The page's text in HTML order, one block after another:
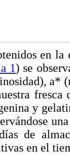
en
1) se
a*
y
de
en el